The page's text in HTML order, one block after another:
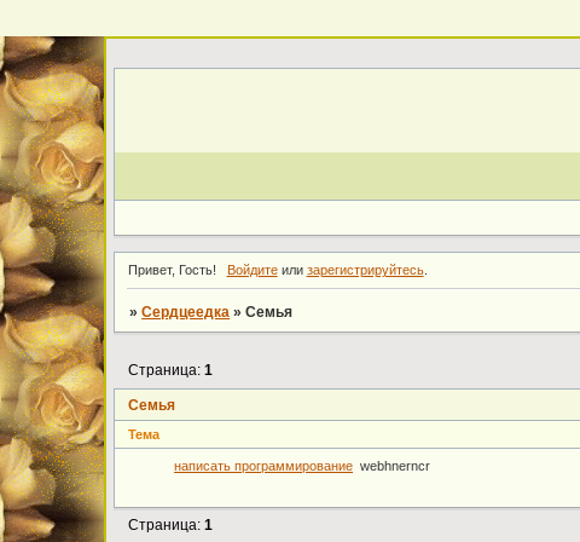
Привет, Гость! Войдитеили зарегистрируйтесь.
»Cердцеедка »Семья
Семья
Страница:1
Тема
написать программирование webhnerncr
Страница:1